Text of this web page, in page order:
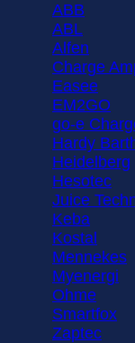
ABB
ABL
Alfen
Charge
Easee
EM2GO
go-e
Hardy
Heidelberg
Hesotec
Juice
Keba
Kostal
Mennekes
Myenergi
Ohme
Smartfox
Zaptec